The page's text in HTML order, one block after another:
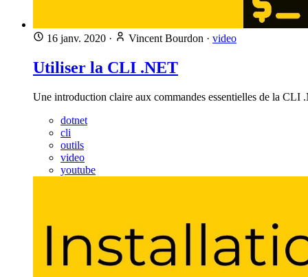
16 janv. 2020 · Vincent Bourdon · video
Utiliser la CLI .NET
Une introduction claire aux commandes essentielles de la CLI
dotnet
cli
outils
video
youtube